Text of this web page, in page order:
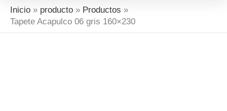
Inicio producto
Productos
Tapete Acapulco 06 gris 160×230